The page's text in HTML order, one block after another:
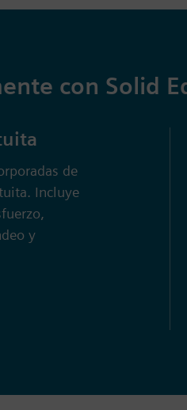
con Solid
de
Incluye
y